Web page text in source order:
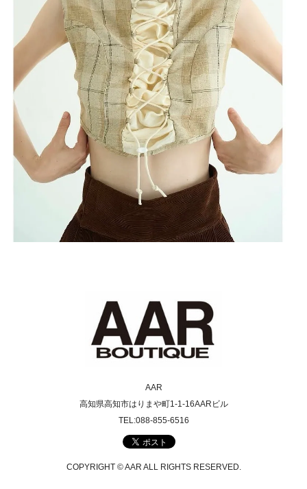
AAR
高知県高知市はりまや町1-1-16AARビル
TEL:088-855-6516
COPYRIGHT © AAR ALL RIGHTS RESERVED.